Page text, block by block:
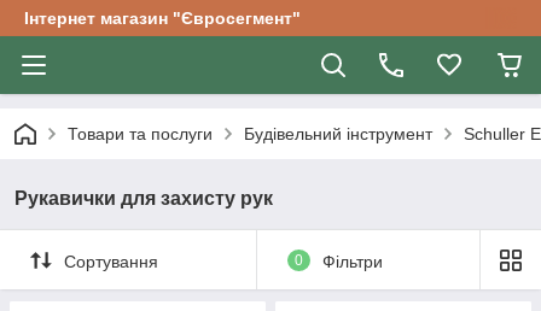
Інтернет магазин "Євросегмент"
Товари та послуги Будівельний інструмент Schuller
Рукавички для захисту рук
Сортування 0 Фільтри